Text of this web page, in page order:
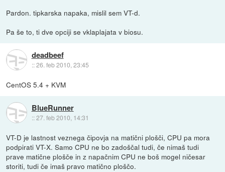
Pardon. tipkarska napaka, mislil sem VT-d.
Pa še to, ti dve opciji se vklaplajata v biosu.
deadbeef
::26. feb 2010, 23:45
CentOS 5.4 + KVM
BlueRunner
::27. feb 2010, 14:31
VT-D je lastnost veznega čipovja na matični plošči, CPU pa mora
podpirati VT-X. Samo CPU ne bo zadoščal tudi, če nimaš tudi
prave matične plošče in z napačnim CPU ne boš mogel ničesar
storiti, tudi če imaš pravo matično ploščo.